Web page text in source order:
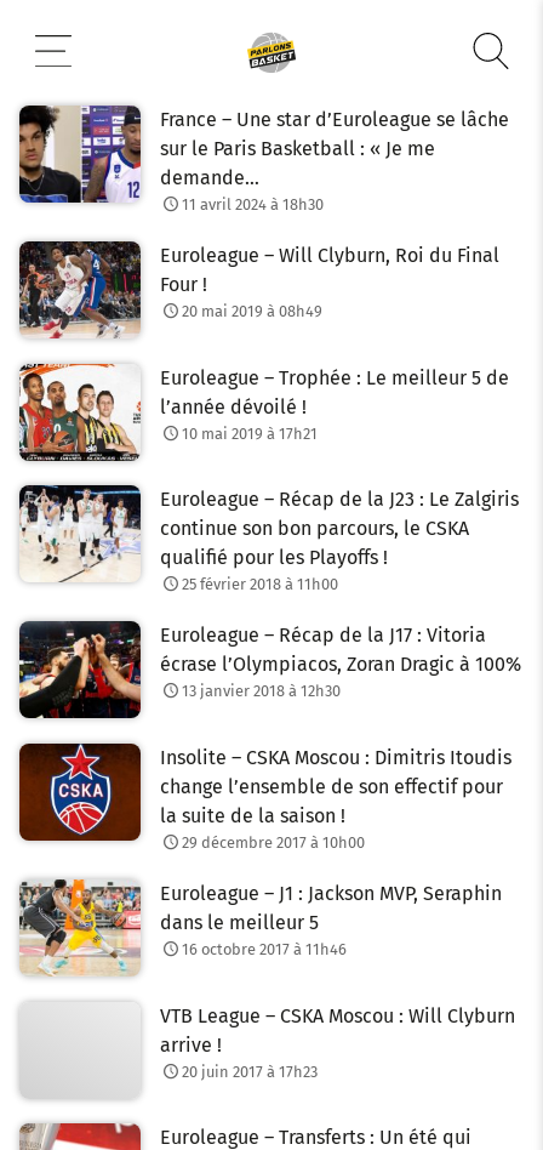
contenu
France – Une star d’Euroleague se lâche
sur le Paris Basketball : « Je me
demande…
11 avril 2024 à 18h30
Euroleague – Will Clyburn, Roi du Final
Four !
20 mai 2019 à 08h49
Euroleague – Trophée : Le meilleur 5 de
l’année dévoilé !
10 mai 2019 à 17h21
Euroleague – Récap de la J23 : Le Zalgiris
continue son bon parcours, le CSKA
qualifié pour les Playoffs !
25 février 2018 à 11h00
Euroleague – Récap de la J17 : Vitoria
écrase l’Olympiacos, Zoran Dragic à 100%
13 janvier 2018 à 12h30
Insolite – CSKA Moscou : Dimitris Itoudis
change l’ensemble de son effectif pour
la suite de la saison !
29 décembre 2017 à 10h00
Euroleague – J1 : Jackson MVP, Seraphin
dans le meilleur 5
16 octobre 2017 à 11h46
VTB League – CSKA Moscou : Will Clyburn
arrive !
20 juin 2017 à 17h23
Euroleague – Transferts : Un été qui